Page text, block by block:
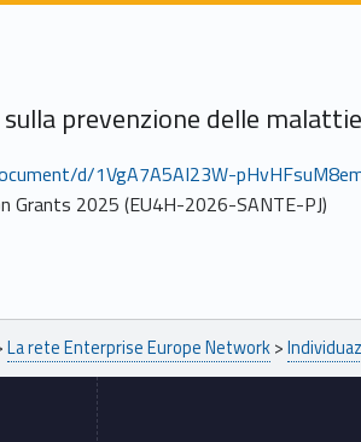
prevenzione delle
d/1VgA7A5AI23W-
Grants 2025 (EU4H-2026-SANTE-PJ)
La rete Enterprise Europe Network>